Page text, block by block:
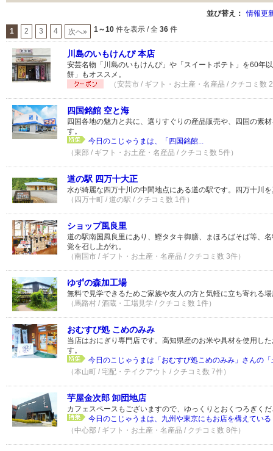
並び替え： 情報更
1 2 3 4 次へ» 1～10 件を表示 / 全 36 件
川島のいもけんぴ 本店
安芸名物「川島のいもけんぴ」や「スイートポテト」を60年
餅」もオススメ。
（安芸市 / ギフト・お土産・名産品 / クチコミ数
四国銘館 空と海
四国各地の魅力と共に、選りすぐりの産品販売や、四国の素
す。
今日のこじゃうまは、「四国銘館...
（東部 / ギフト・お土産・名産品 / クチコミ数 5件）
道の駅 四万十大正
水が綺麗な四万十川の中間地点にある道の駅です。四万十川
（四万十町 / 道の駅 / クチコミ数 1件）
ショップ風良里
道の駅南国風良里にあり、鰹タタキ御膳、まほろばそば等、
覚を召し上がれ。
（南国市 / ギフト・お土産・名産品 / クチコミ数 3件）
ゆずの森加工場
無料で見学できるためご家族や友人の方と気軽に立ち寄れる
（馬路村 / 酒蔵・工場見学 / クチコミ数 1件）
おむすび処 こめのみみ
当店はおにぎり専門店です。高知県産のお米や具材を使用し
す。
今日のこじゃうまは「おむすび処こめのみみ」さんの
（本山町 / 宅配・テイクアウト / クチコミ数 7件）
芋屋金次郎 卸団地店
カフェスペースもございますので、ゆっくりとおくつろぎく
今日のこじゃうまは、九州や東京にもお店を構えてい
（中心部 / ギフト・お土産・名産品 / クチコミ数 8件）